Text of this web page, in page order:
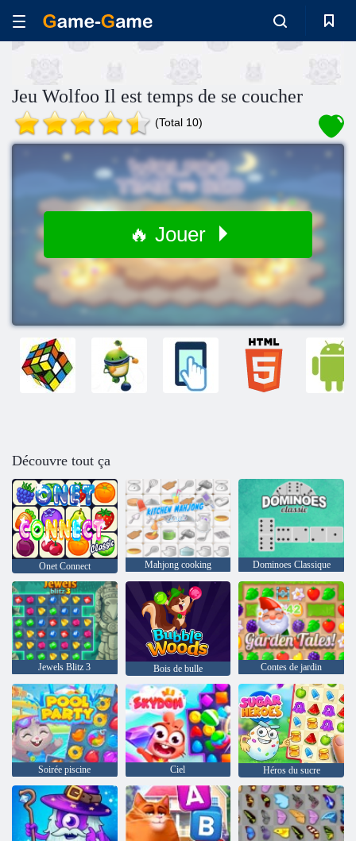
Jeu Wolfoo Il est temps de se coucher
(Total 10)
🔥 Jouer
Découvre tout ça
Onet Connect Mahjong cooking Dominoes Classique
Jewels Blitz 3 Bois de bulle Contes de jardin
Soirée piscine Ciel Héros du sucre